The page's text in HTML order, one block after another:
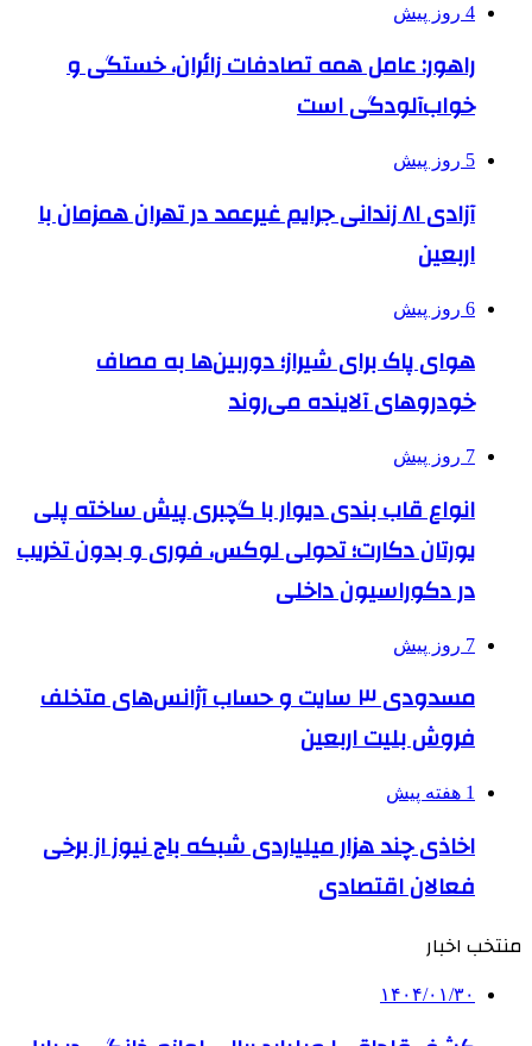
4 روز پیش
راهور: عامل همه تصادفات زائران، خستگی و
خواب‌آلودگی است
5 روز پیش
آزادی ۸۱ زندانی جرایم غیرعمد در تهران همزمان با
اربعین
6 روز پیش
هوای پاک برای شیراز؛ دوربین‌ها به مصاف
خودروهای آلاینده می‌روند
7 روز پیش
انواع قاب بندی دیوار با گچبری پیش ساخته پلی
یورتان دکارت؛ تحولی لوکس، فوری و بدون تخریب
در دکوراسیون داخلی
7 روز پیش
مسدودی ۳ سایت و حساب آژانس‌های متخلف
فروش بلیت اربعین
1 هفته پیش
اخاذی چند هزار میلیاردی شبکه باج نیوز از برخی
فعالان اقتصادی
منتخب اخبار
۱۴۰۴/۰۱/۳۰